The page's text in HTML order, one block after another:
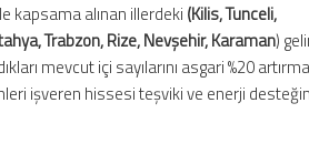
kapsama alınan illerdeki (Kilis, Tunceli,
Trabzon, Rize, Nevşehir, Karaman)
mevcut içi sayılarını asgari %20
işveren hissesi teşviki ve enerji